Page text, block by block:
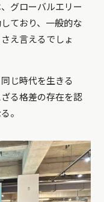
グローバルエリー
ており、一般的な
え言えるでしょ
じ時代を生きる
る格差の存在を認
。